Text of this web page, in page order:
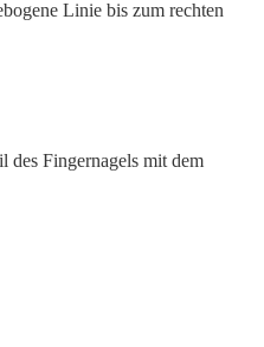
Linie bis zum rechten
des Fingernagels mit dem